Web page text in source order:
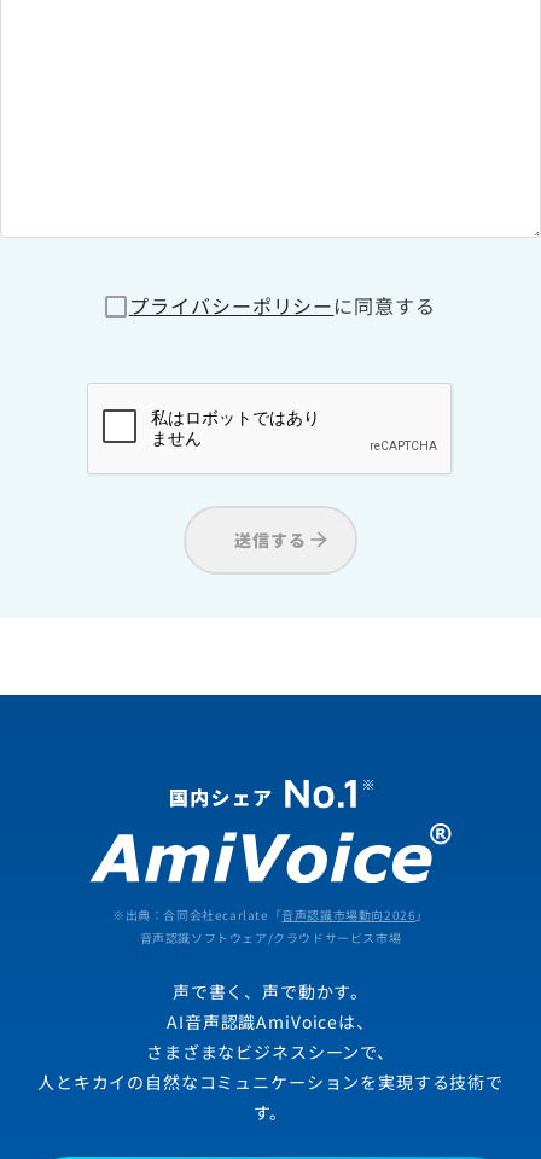
プライバシーポリシーに同意する
送信する
※出典：合同会社ecarlate「音声認識市場動向2026 」
音声認識ソフトウェア/クラウドサービス市場
声で書く、声で動かす。
AI音声認識AmiVoiceは、
さまざまなビジネスシーンで、
人とキカイの自然なコミュニケーションを実現する技術で
す。